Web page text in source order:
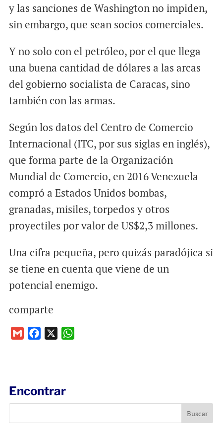
y las sanciones de Washington no impiden,
sin embargo, que sean socios comerciales.
Y no solo con el petróleo, por el que llega
una buena cantidad de dólares a las arcas
del gobierno socialista de Caracas, sino
también con las armas.
Según los datos del Centro de Comercio
Internacional (ITC, por sus siglas en inglés),
que forma parte de la Organización
Mundial de Comercio, en 2016 Venezuela
compró a Estados Unidos bombas,
granadas, misiles, torpedos y otros
proyectiles por valor de US$2,3 millones.
Una cifra pequeña, pero quizás paradójica si
se tiene en cuenta que viene de un
potencial enemigo.
comparte
o
k
p
Encontrar